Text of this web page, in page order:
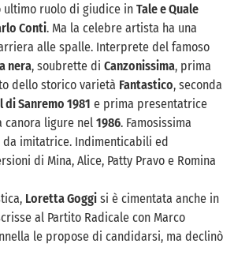
ruolo di giudice in Tale e Quale
Conti. Ma la celebre artista ha una
alle spalle. Interprete del famoso
nera, soubrette di Canzonissima, prima
dello storico varietà Fantastico, seconda
di Sanremo 1981 e prima presentatrice
canora ligure nel 1986. Famosissima
imitatrice. Indimenticabili ed
di Mina, Alice, Patty Pravo e Romina
Loretta Goggi si è cimentata anche in
al Partito Radicale con Marco
le propose di candidarsi, ma declinò